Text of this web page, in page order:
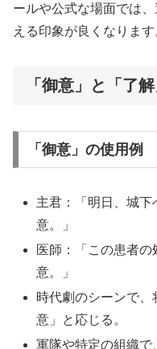
ールや公式な場面では
える印象が良くなります
「御意」と「了
「御意」の使用例
主君：「明日、城下
意。」
医師：「この患者
意。」
時代劇のシーンで
意」と応じる。
軍隊や特定の組織で